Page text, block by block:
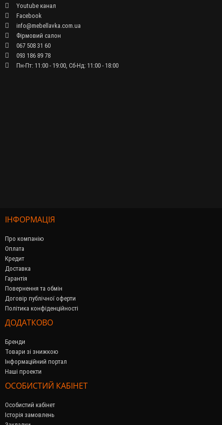
Youtube канал
Facebook
info@mebellavka.com.ua
Фірмовий салон
067 508 31 60
093 186 89 78
Пн-Пт: 11:00 - 19:00, Сб-Нд: 11:00 - 18:00
ІНФОРМАЦІЯ
Про компанію
Оплата
Кредит
Доставка
Гарантія
Повернення та обмін
Договір публічної оферти
Політика конфіденційності
ДОДАТКОВО
Бренди
Товари зі знижкою
Інформаційний портал
Наші проекти
ОСОБИСТИЙ КАБІНЕТ
Особистий кабінет
Історія замовлень